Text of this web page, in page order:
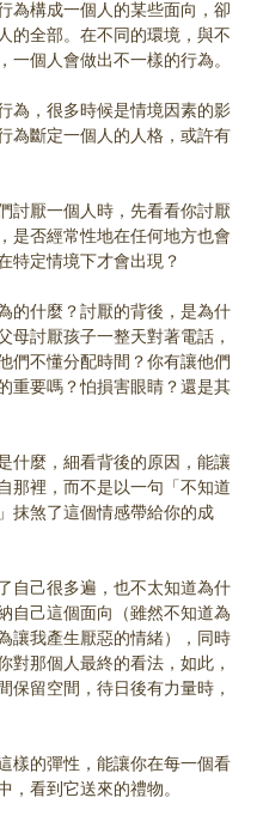
為構成一個人的某些面向，卻
的全部。在不同的環境，與不
一個人會做出不一樣的行為。
為，很多時候是情境因素的影
為斷定一個人的人格，或許有
討厭一個人時，先看看你討厭
是否經常性地在任何地方也會
特定情境下才會出現？
的什麼？討厭的背後，是為什
母討厭孩子一整天對著電話，
們不懂分配時間？你有讓他們
重要嗎？怕損害眼睛？還是其
什麼，細看背後的原因，能讓
那裡，而不是以一句「不知道
抹煞了這個情感帶給你的成
自己很多遍，也不太知道為什
自己這個面向（雖然不知道為
讓我產生厭惡的情緒），同時
對那個人最終的看法，如此，
保留空間，待日後有力量時，
樣的彈性，能讓你在每一個看
，看到它送來的禮物。